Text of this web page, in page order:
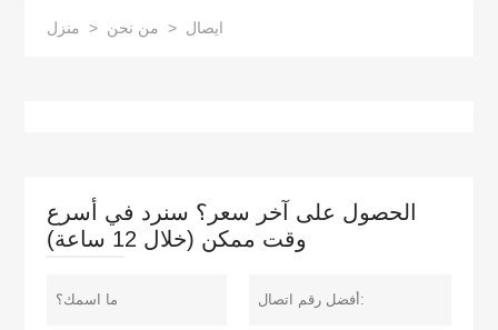
منزل > من نحن > ايصال
الحصول على آخر سعر؟ سنرد في أسرع
وقت ممكن (خلال 12 ساعة)